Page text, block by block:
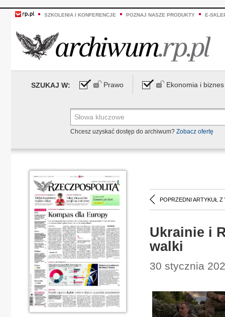
SZKOLENIA I KONFERENCJE POZNAJ NASZE PRODUKTY E-
SZUKAJ W: Prawo Ekonomia i biznes
Chcesz uzyskać dostęp do archiwum? Zobacz ofertę
POPRZEDNI ARTYKUŁ Z
Ukrainie i
walki
30 stycznia